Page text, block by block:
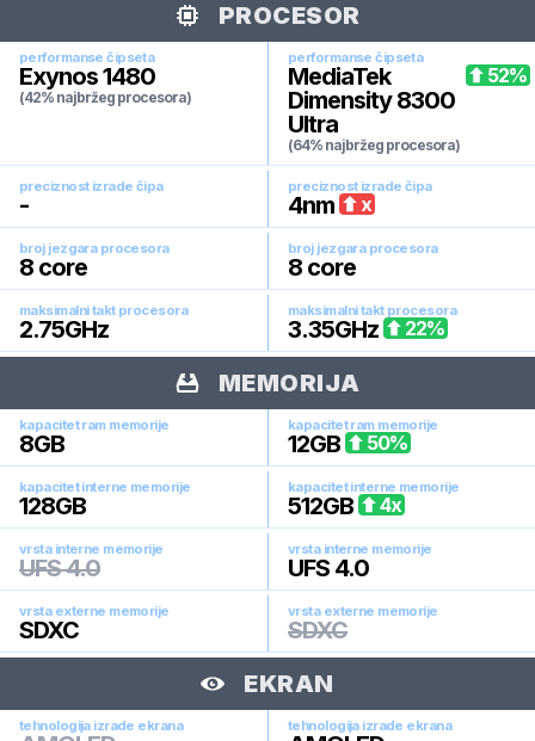
PROCESOR
performanse čipseta
Exynos 1480
(42% najbržeg procesora)
performanse čipseta
MediaTek
Dimensity 8300
Ultra
(64% najbržeg procesora)
52%
preciznost izrade čipa
-
preciznost izrade čipa
4nm x
broj jezgara procesora
8 core
broj jezgara procesora
8 core
maksimalni takt procesora
2.75GHz
maksimalni takt procesora
3.35GHz 22%
MEMORIJA
kapacitet ram memorije
8GB
kapacitet ram memorije
12GB 50%
kapacitet interne memorije
128GB
kapacitet interne memorije
512GB 4x
vrsta interne memorije
UFS 4.0
vrsta interne memorije
UFS 4.0
vrsta externe memorije
SDXC
vrsta externe memorije
SDXC
EKRAN
tehnologija izrade ekrana tehnologija izrade ekrana